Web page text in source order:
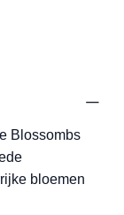
Blossombs
bloemen